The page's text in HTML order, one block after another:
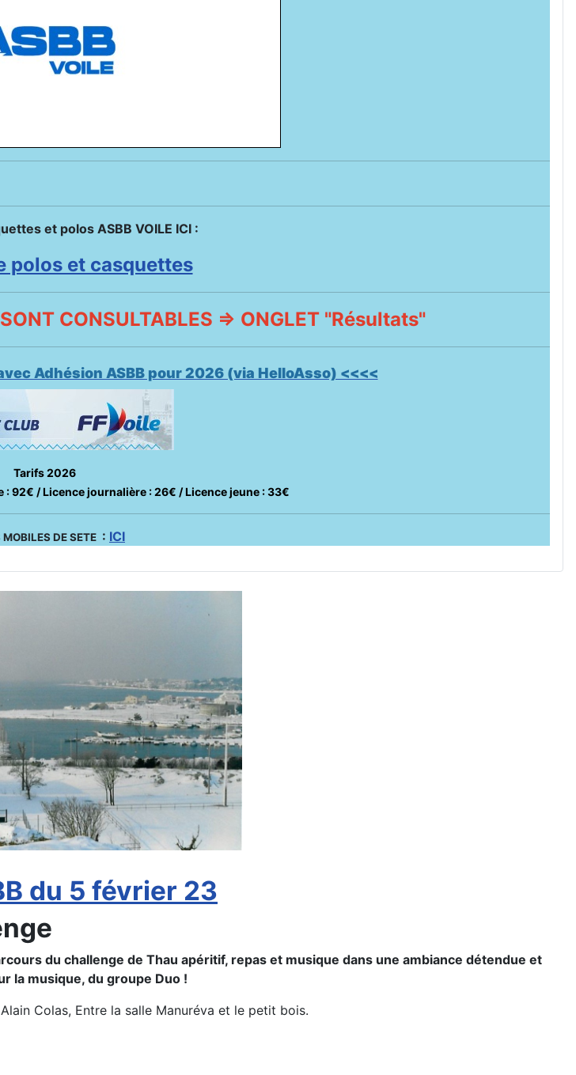
et polos ASBB VOILE ICI :
polos et casquettes
CONSULTABLES => ONGLET "Résultats"
Adhésion ASBB pour 2026 (via HelloAsso) <<<<
Tarifs 2026
: 92€ / Licence journalière : 26€ / Licence jeune : 33€
DE SETE : ICI
du 5 février 23
du challenge de Thau apéritif, repas et musique dans une ambiance détendue et
la musique, du groupe Duo !
Colas, Entre la salle Manuréva et le petit bois.